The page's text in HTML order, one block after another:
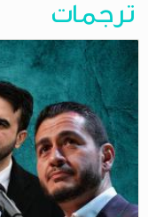
ترجمات